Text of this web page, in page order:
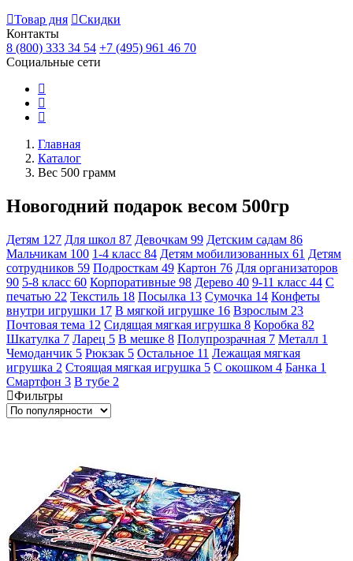
Товар дня
Скидки
Контакты
8 (800) 333 34 54 +7 (495) 961 46 70
Социальные сети
Главная
Каталог
Вес 500 грамм
Новогодний подарок весом 500гр
Детям 127 Для школ 87 Девочкам 99 Детским садам 86
Мальчикам 100 1-4 класс 84 Детям мобилизованных 61 Детям
сотрудников 59 Подросткам 49 Картон 76 Для организаторов
90 5-8 класс 60 Корпоративные 98 Дерево 40 9-11 класс 44 С
печатью 22 Текстиль 18 Посылка 13 Сумочка 14 Конфеты
внутри игрушки 17 В мягкой игрушке 16 Взрослым 23
Почтовая тема 12 Сидящая мягкая игрушка 8 Коробка 82
Шкатулка 7 Ларец 5 В мешке 8 Полупрозрачная 7 Металл 1
Чемоданчик 5 Рюкзак 5 Остальное 11 Лежащая мягкая
игрушка 2 Стоящая мягкая игрушка 5 С окошком 4 Банка 1
Смартфон 3 В тубе 2
Фильтры